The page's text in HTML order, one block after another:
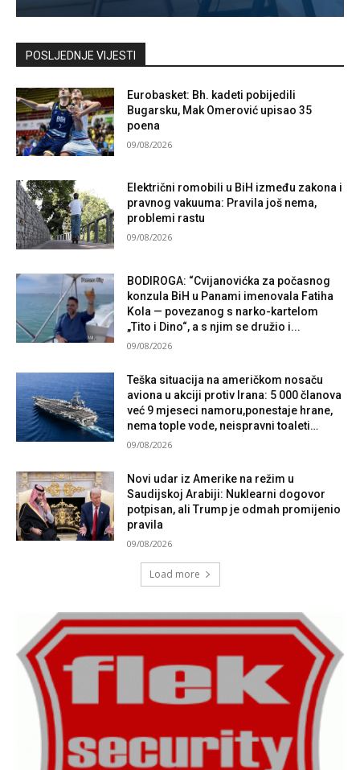
Kontaktirajte nas
POSLJEDNJE VIJESTI
Eurobasket: Bh. kadeti pobijedili
Bugarsku, Mak Omerović upisao 35
poena
09/08/2026
Električni romobili u BiH između zakona i
pravnog vakuuma: Pravila još nema,
problemi rastu
09/08/2026
BODIROGA: “Cvijanovićka za počasnog
konzula BiH u Panami imenovala Fatiha
Kola — povezanog s narko-kartelom
„Tito i Dino“, a s njim se družio i...
09/08/2026
Teška situacija na američkom nosaču
aviona u akciji protiv Irana: 5 000 članova
već 9 mjeseci namoru,ponestaje hrane,
nema tople vode, neispravni toaleti…
09/08/2026
Novi udar iz Amerike na režim u
Saudijskoj Arabiji: Nuklearni dogovor
potpisan, ali Trump je odmah promijenio
pravila
09/08/2026
Load more